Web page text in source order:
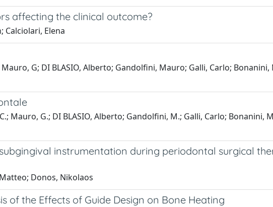
affecting the clinical outcome?
Calciolari, Elena
G; DI BLASIO, Alberto; Gandolfini, Mauro; Galli, Carlo;
Mauro, G.; DI BLASIO, Alberto; Gandolfini, M.; Galli, Carlo; Bonanini,
instrumentation during periodontal surgical
Donos, Nikolaos
of the Effects of Guide Design on Bone Heating